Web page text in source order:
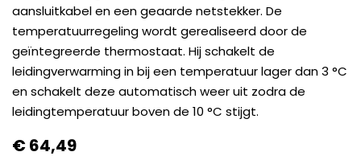
aansluitkabel en een geaarde netstekker. De
temperatuurregeling wordt gerealiseerd door de
geïntegreerde thermostaat. Hij schakelt de
leidingverwarming in bij een temperatuur lager dan 3 °C
en schakelt deze automatisch weer uit zodra de
leidingtemperatuur boven de 10 °C stijgt.
€64,49